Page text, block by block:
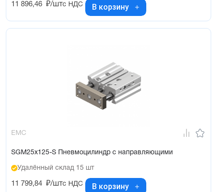
11 896,46 ₽/штс НДС В корзину
EMC
SGM25x125-S Пневмоцилиндр с направляющими
Удалённый склад 15 шт
11 799,84 ₽/штс НДС В корзину